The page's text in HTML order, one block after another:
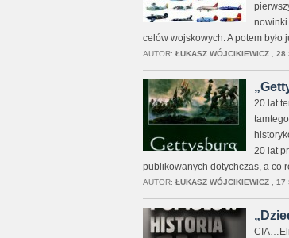
nowinki
celów wojskowych. A potem
AUTOR: ŁUKASZ WÓJCIKIEWICZ, 28
20 lat
20 lat
publikowanych dotychczas, a co
AUTOR: ŁUKASZ WÓJCIKIEWICZ, 17